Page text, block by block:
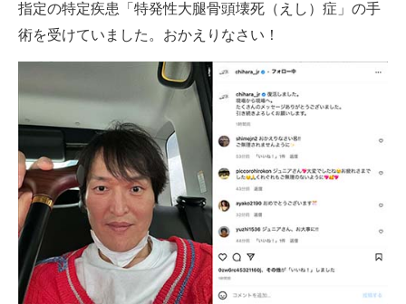
進化するPCとデバイスの未来
ビジネスと働き方のヒント
AI活用のいまが分かる
企業ITのトレンドを詳説
経営リーダーのコミュニティ
マーケ×ITの今がよく分かる
ITエンジニア向け専門サイト
指定の特定疾患「特発性大腿骨頭壊死（えし）症」の手
術を受けていました。おかえりなさい！